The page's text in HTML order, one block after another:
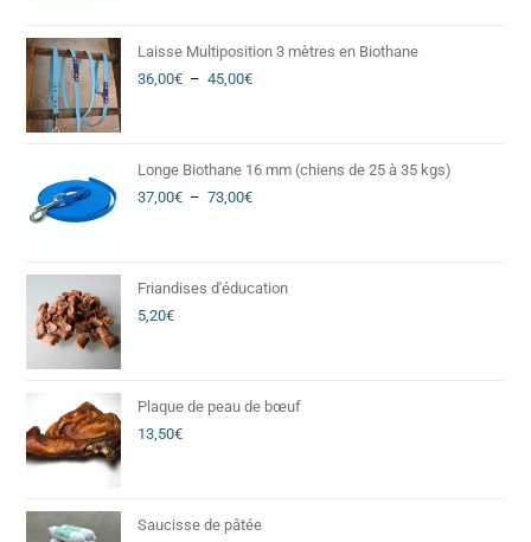
Laisse Multiposition 3 mètres en Biothane
36,00€ – 45,00€
Longe Biothane 16 mm (chiens de 25 à 35 kgs)
37,00€ – 73,00€
Friandises d'éducation
5,20€
Plaque de peau de bœuf
13,50€
Saucisse de pâtée